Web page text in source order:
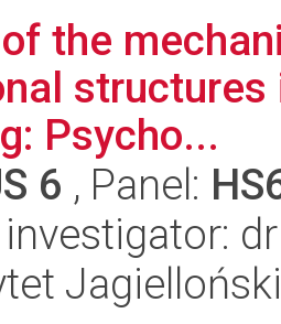
the
Psycho...
6 , Panel: